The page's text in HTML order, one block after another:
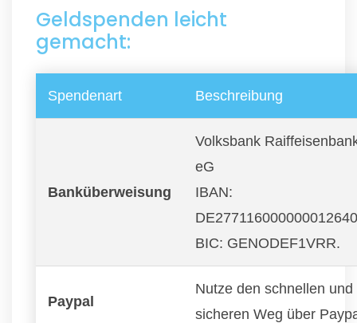
Geldspenden leicht
gemacht:
Spendenart Beschreibung
Banküberweisung
Volksbank
eG
IBAN:
BIC: GENODEF1VRR.
Paypal
Nutze den schnellen und
sicheren Weg über